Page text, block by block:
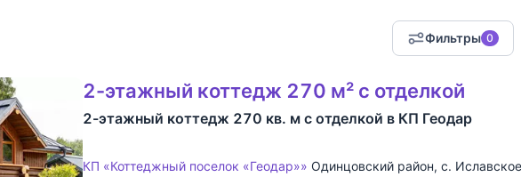
Фильтры 0
2-этажный коттедж 270 м² с отделкой
2-этажный коттедж 270 кв. м с отделкой в КП Геодар
КП «Коттеджный поселок «Геодар»» Одинцовский район, с. Иславское